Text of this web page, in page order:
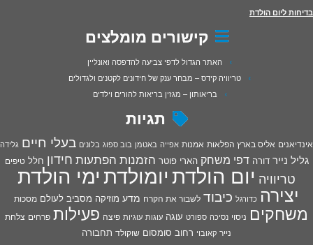
בדיחות ליום הולדת
קישורים מומלצים
האתר הגדול לדפי צביעה להדפסה ואונליין
טריוויה קידס – מבחר ענק של חידונים לקטנים ולגדולים
בריאותון – מגזין בריאות להורים וילדים
תגיות
אינדיאנים אליס בארץ הפלאות אמנות אפייה באטמן בוב ספוג בלונים בעלי חיים גלידה
גליל נייר דורה דפי משחק הארי פוטר הזמנות הפתעות חידון חלל טיפים
טריוויה יום הולדתיומולדתימי הולדת
יצירה כדורגל כיבוד לשבור את הקרח מדע מוזיקה מסביב לעולם מסכות
משחקים ניסוי נסיכה ספורט עוגה עוגות עוגיות פיצה פעילות פרחים צלחת
נייר קאובוי רחוב סומסום שוקולד תחבורה